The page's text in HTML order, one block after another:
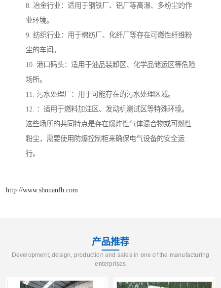
8. 冶金行业：适用于钢铁厂、铝厂等高温、多粉尘的作
业环境。
9. 纺织行业：用于棉纺厂、化纤厂等存在可燃性纤维粉
尘的车间。
10. 港口码头：适用于油品装卸区、化学品储运区等危险
场所。
11. 污水处理厂：用于可能存在的污水处理区域。
12. ：适用于燃料加注区、发动机测试区等特殊环境。
这些场所的共同特点是存在爆炸性气体混合物或可燃性
粉尘，需要使用防爆控制柜来确保电气设备的安全运
行。
http://www.shouanfb.com
产品推荐
Development, design, production and sales in one of the manufacturing
enterprises